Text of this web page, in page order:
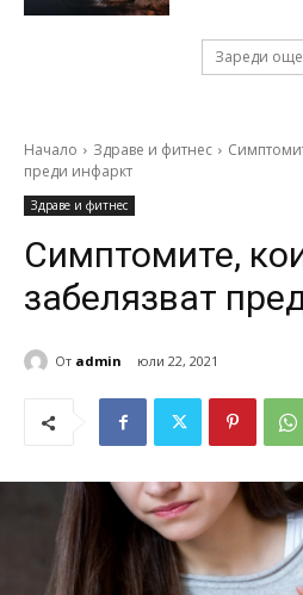
Зареди още